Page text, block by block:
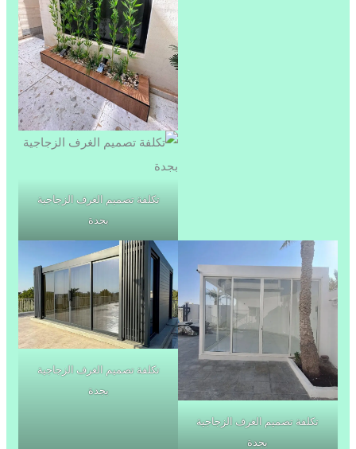
تكلفة تصميم الغرف الزجاجية
بجدة
تكلفة تصميم الغرف الزجاجية
بجدة
تكلفة تصميم الغرف الزجاجية
بجدة